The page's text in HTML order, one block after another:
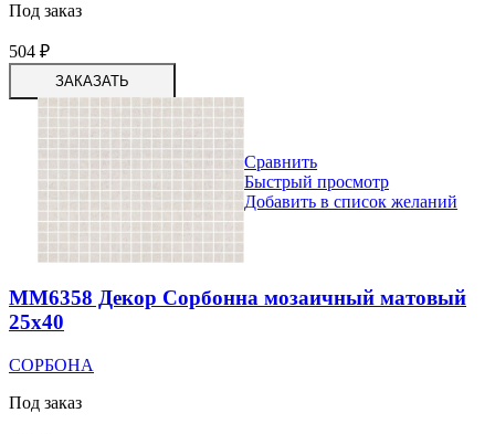
Под заказ
504 ₽
ЗАКАЗАТЬ
Сравнить
Быстрый просмотр
Добавить в список желаний
MM6358 Декор Сорбонна мозаичный матовый
25х40
СОРБОНА
Под заказ